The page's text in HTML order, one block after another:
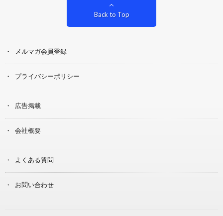
Back to Top
メルマガ会員登録
プライバシーポリシー
広告掲載
会社概要
よくある質問
お問い合わせ